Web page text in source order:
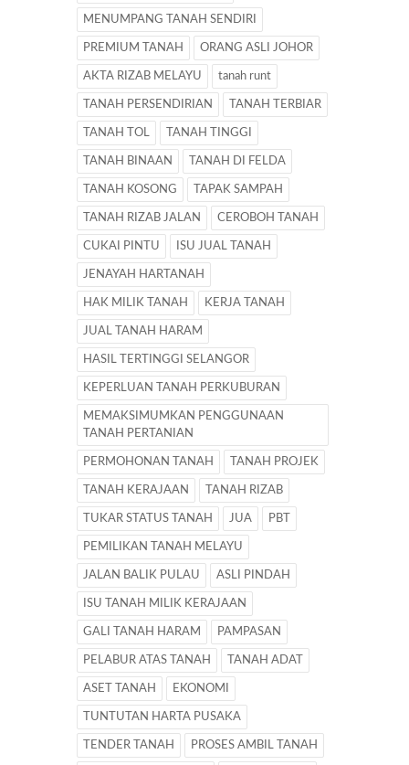
MENUMPANG TANAH SENDIRI
PREMIUM TANAH ORANG ASLI JOHOR
AKTA RIZAB MELAYU tanah runt
TANAH PERSENDIRIAN TANAH TERBIAR
TANAH TOL TANAH TINGGI
TANAH BINAAN TANAH DI FELDA
TANAH KOSONG TAPAK SAMPAH
TANAH RIZAB JALAN CEROBOH TANAH
CUKAI PINTU ISU JUAL TANAH
JENAYAH HARTANAH
HAK MILIK TANAH KERJA TANAH
JUAL TANAH HARAM
HASIL TERTINGGI SELANGOR
KEPERLUAN TANAH PERKUBURAN
MEMAKSIMUMKAN PENGGUNAAN
TANAH PERTANIAN
PERMOHONAN TANAH TANAH PROJEK
TANAH KERAJAAN TANAH RIZAB
TUKAR STATUS TANAH JUA PBT
PEMILIKAN TANAH MELAYU
JALAN BALIK PULAU ASLI PINDAH
ISU TANAH MILIK KERAJAAN
GALI TANAH HARAM PAMPASAN
PELABUR ATAS TANAH TANAH ADAT
ASET TANAH EKONOMI
TUNTUTAN HARTA PUSAKA
TENDER TANAH PROSES AMBIL TANAH